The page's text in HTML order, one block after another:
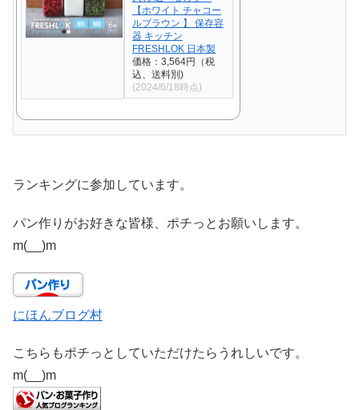
【ホワイト チャコー
ルブラウン 】 保存容
器 キッチン
FRESHLOK 日本製
価格：3,564円（税
込、送料別)
(2024/6/18時点)
ランキングに参加しています。
パン作りがお好きな皆様、ポチっとお願いします。
m(__)m
にほんブログ村
こちらもポチっとしていただけたらうれしいです。
m(__)m